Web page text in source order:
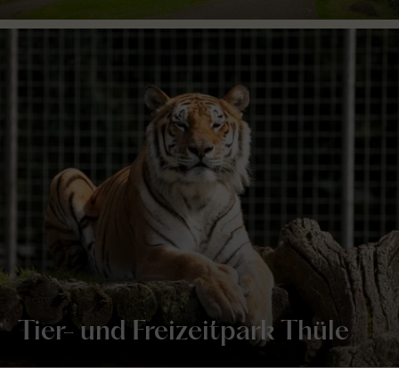
Tier- und Freizeitpark Thüle